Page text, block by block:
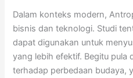
Dalam konteks modern,
bisnis dan teknologi. Studi
dapat digunakan untuk
yang lebih efektif. Begitu pula
terhadap perbedaan budaya,